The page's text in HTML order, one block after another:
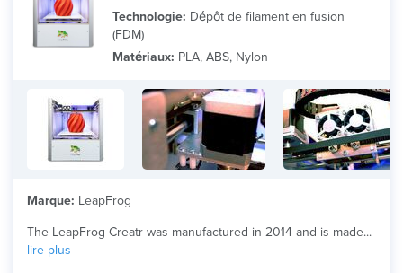
Marque
Matériau
Technologie: Dépôt de filament en fusion
(FDM)
Matériaux: PLA, ABS, Nylon
Marque: LeapFrog
The LeapFrog Creatr was manufactured in 2014 and is made...
lire plus